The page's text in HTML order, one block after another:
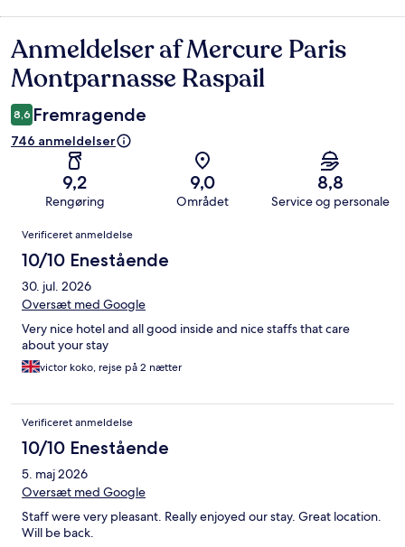
Anmeldelser
Anmeldelser af Mercure Paris
Montparnasse Raspail
8,6 Fremragende
746 anmeldelser
9,2
Rengøring
9,0
Området
8,8
Service og personale
Anmeldelser
Verificeret anmeldelse
10/10 Enestående
30. jul. 2026
Oversæt med Google
Very nice hotel and all good inside and nice staffs that care
about your stay
victor koko, rejse på 2 nætter
Verificeret anmeldelse
10/10 Enestående
5. maj 2026
Oversæt med Google
Staff were very pleasant. Really enjoyed our stay. Great location.
Will be back.